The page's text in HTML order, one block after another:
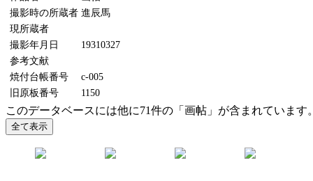
撮影時の所蔵者 進辰馬
現所蔵者
撮影年月日
19310327
参考文献
焼付台帳番号
c-005
旧原板番号
1150
このデータベースには他に71件の「画帖」が含まれています